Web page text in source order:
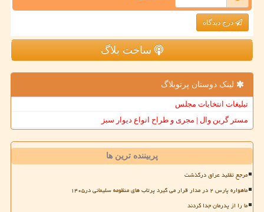
درج دیدگاه
ساخت بلاگ
لینک دوستان پرتوبلاگ
تبلیغات انتخابات مجلس
مستر گرین وال | مجری و طراح انواع دیوار سبز
پربیننده ترین ها
مرجع تقلید عراق درگذشت
ماهواره پارس ۲ در مدار قرار می گیرد پرتاب های منظومه سلیمانی در۱۴۰۵
ما را از پدرمان جدا کردند